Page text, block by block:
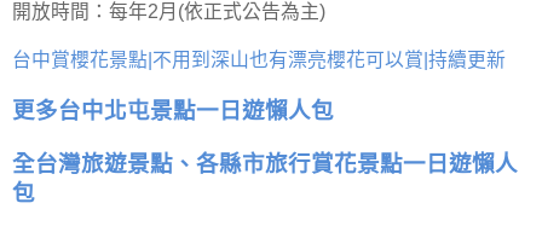
開放時間：每年2月(依正式公告為主)
台中賞櫻花景點|不用到深山也有漂亮櫻花可以賞|持續更新
更多台中北屯景點一日遊懶人包
全台灣旅遊景點、各縣市旅行賞花景點一日遊懶人
包